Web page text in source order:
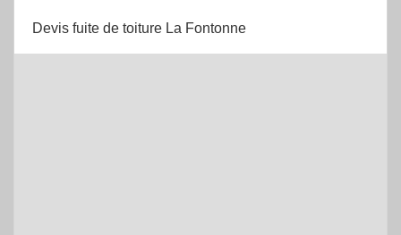
Devis fuite de toiture La Fontonne